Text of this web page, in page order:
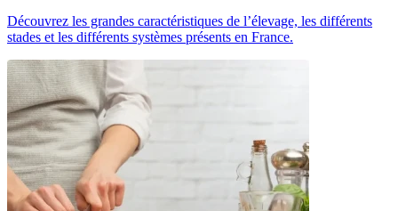
Découvrez les grandes caractéristiques de l’élevage, les différents
stades et les différents systèmes présents en France.